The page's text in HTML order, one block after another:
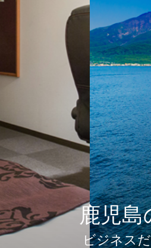
鹿児島
ビジネス